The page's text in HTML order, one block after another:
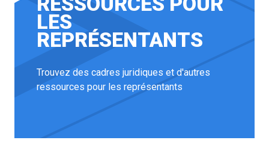
LES
REPRÉSENTANTS
Trouvez des cadres juridiques et d'autres
ressources pour les représentants